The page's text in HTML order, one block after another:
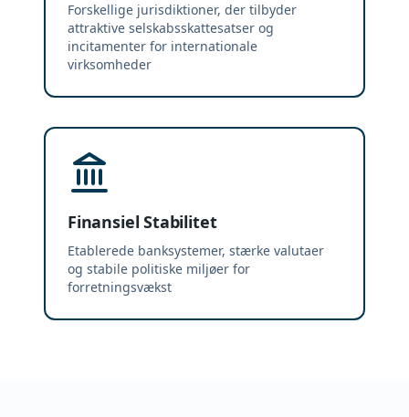
Forskellige jurisdiktioner, der tilbyder
attraktive selskabsskattesatser og
incitamenter for internationale
virksomheder
Finansiel Stabilitet
Etablerede banksystemer, stærke valutaer
og stabile politiske miljøer for
forretningsvækst